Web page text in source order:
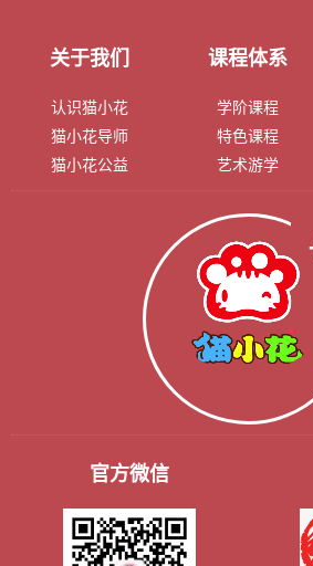
关于我们
认识猫小花
猫小花导师
猫小花公益
课程体系
学阶课程
特色课程
艺术游学
官方微信